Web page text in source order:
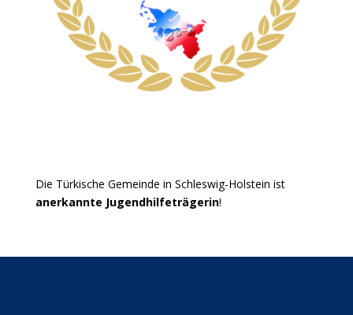
Die Türkische Gemeinde in Schleswig-Holstein ist
anerkannte Jugendhilfeträgerin!